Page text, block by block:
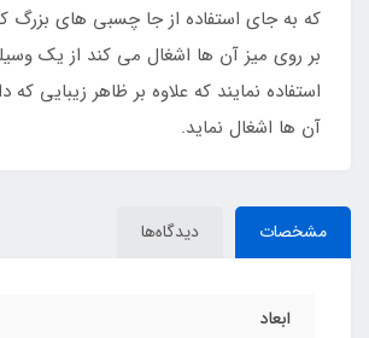
که به جای استفاده از جا چسبی های بزرگ
بر روی میز آن ها اشغال می کند از یک
استفاده نمایند که علاوه بر ظاهر زیبایی
آن ها اشغال نماید.
مشخصات دیدگاه‌ها
ابعاد